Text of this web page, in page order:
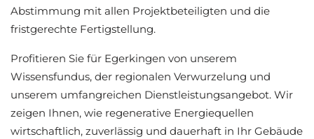
Abstimmung mit allen Projektbeteiligten und die
fristgerechte Fertigstellung.
Profitieren Sie für Egerkingen von unserem
Wissensfundus, der regionalen Verwurzelung und
unserem umfangreichen Dienstleistungsangebot. Wir
zeigen Ihnen, wie regenerative Energiequellen
wirtschaftlich, zuverlässig und dauerhaft in Ihr Gebäude